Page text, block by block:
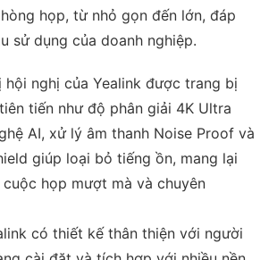
họp, từ nhỏ gọn đến lớn, đáp
sử dụng của doanh nghiệp.
hội nghị của Yealink được trang bị
tiến như độ phân giải 4K Ultra
AI, xử lý âm thanh Noise Proof và
giúp loại bỏ tiếng ồn, mang lại
họp mượt mà và chuyên
có thiết kế thân thiện với người